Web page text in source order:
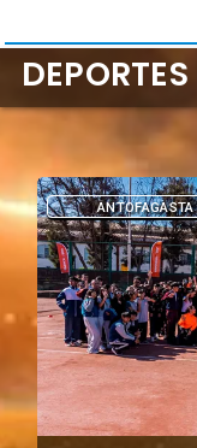
DEPORTES
DEPORTES